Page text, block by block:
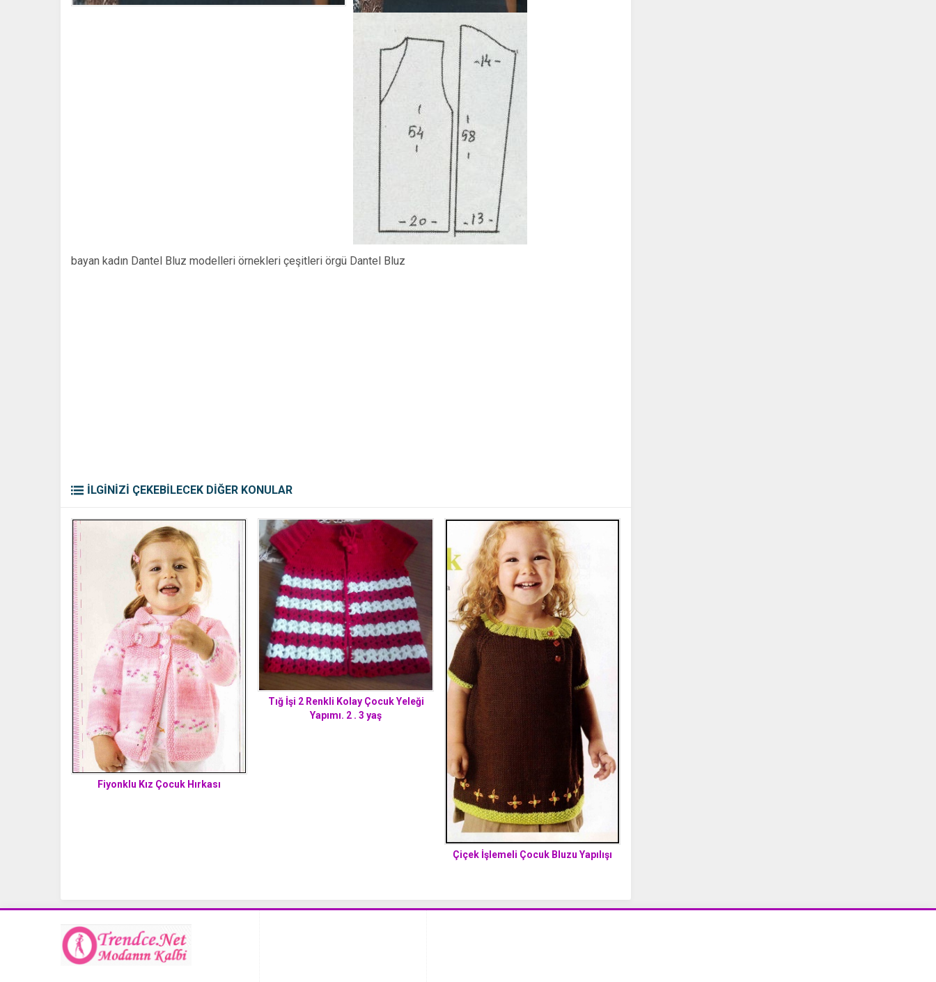
bayan kadın Dantel Bluz modelleri örnekleri çeşitleri örgü Dantel Bluz
İLGİNİZİ ÇEKEBİLECEK DİĞER KONULAR
Fiyonklu Kız Çocuk Hırkası
Tığ İşi 2 Renkli Kolay Çocuk Yeleği
Yapımı. 2 . 3 yaş
Çiçek İşlemeli Çocuk Bluzu Yapılışı